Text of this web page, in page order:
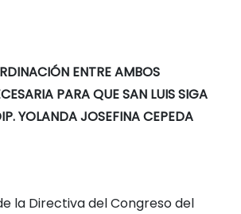
ENTRE AMBOS
PARA QUE SAN LUIS SIGA
YOLANDA JOSEFINA CEPEDA
la Directiva del Congreso del